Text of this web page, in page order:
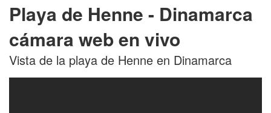
Playa de Henne - Dinamarca
cámara web en vivo
Vista de la playa de Henne en Dinamarca